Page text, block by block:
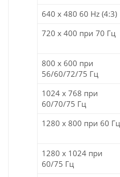
640 x 480 60 Hz (4:3)
720 x 400 при 70 Гц
800 x 600 при
56/60/72/75 Гц
1024 x 768 при
60/70/75 Гц
1280 x 800 при 60 Гц
1280 x 1024 при
60/75 Гц